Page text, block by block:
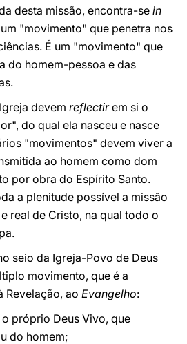
desta missão, encontra-se in
um "movimento" que penetra nos
É um "movimento" que
do homem-pessoa e das
devem reflectirem si o
do qual ela nasceu e nasce
"movimentos" devem viver a
ao homem como dom
por obra do Espírito Santo.
a plenitude possível a missão
real de Cristo, na qual todo o
seio da Igreja-Povo de Deus
movimento, que é a
Revelação, ao Evangelho:
próprio Deus Vivo, que
do homem;